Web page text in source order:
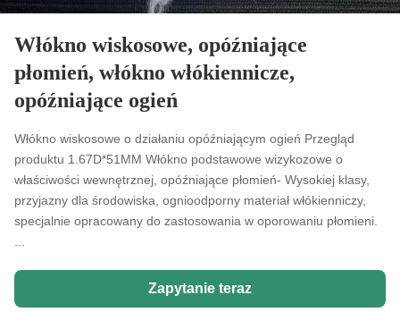
Włókno wiskosowe, opóźniające
płomień, włókno włókiennicze,
opóźniające ogień
Włókno wiskosowe o działaniu opóźniającym ogień Przegląd
produktu 1.67D*51MM Włókno podstawowe wizykozowe o
właściwości wewnętrznej, opóźniające płomień- Wysokiej klasy,
przyjazny dla środowiska, ognioodporny materiał włókienniczy,
specjalnie opracowany do zastosowania w oporowaniu płomieni.
Zapytanie teraz